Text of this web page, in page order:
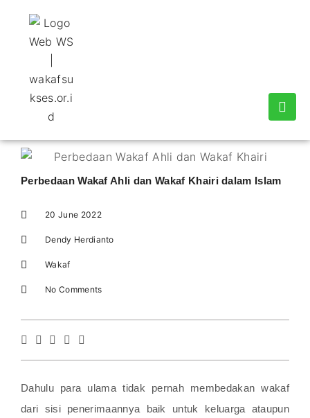
Perbedaan Wakaf Ahli dan Wakaf Khairi dalam Islam
20 June 2022
Dendy Herdianto
Wakaf
No Comments
Dahulu para ulama tidak pernah membedakan wakaf
dari sisi penerimaannya baik untuk keluarga ataupun